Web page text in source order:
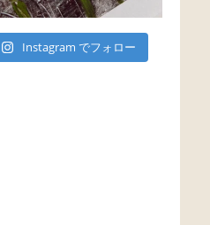
Instagram でフォロー